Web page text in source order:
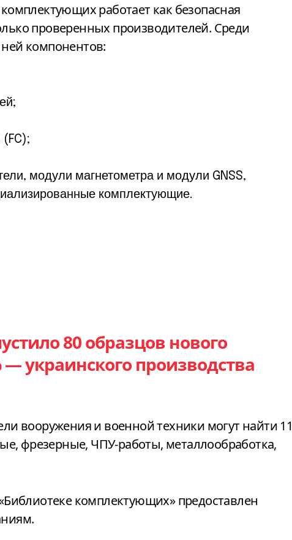
работает как безопасная
проверенных производителей. Среди
компонентов:
модули магнетометра и модули GNSS,
комплектующие.
80 образцов нового
украинского производства
вооружения и военной техники могут найти 11
фрезерные, ЧПУ-работы, металлообработка,
комплектующих» предоставлен